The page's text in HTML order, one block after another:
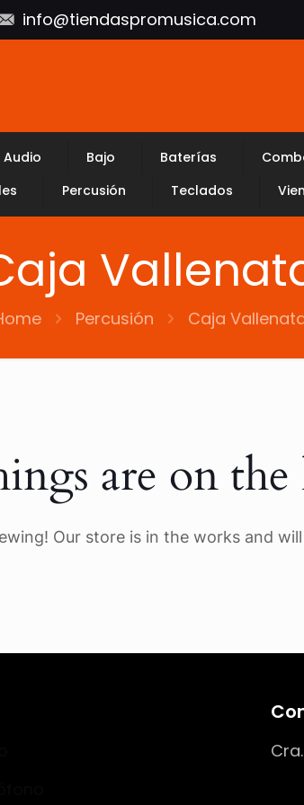
info@tiendaspromusica.com
Audio Bajo Baterías
Percusión Teclados
Percusión Caja
are on
Our store is in the works and